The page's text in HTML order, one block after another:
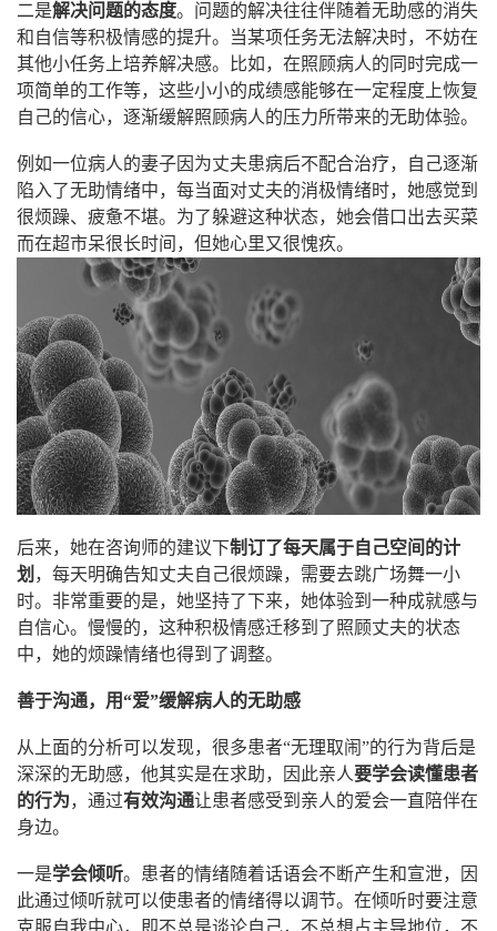
二是解决问题的态度。问题的解决往往伴随着无助感的消失
和自信等积极情感的提升。当某项任务无法解决时，不妨在
其他小任务上培养解决感。比如，在照顾病人的同时完成一
项简单的工作等，这些小小的成绩感能够在一定程度上恢复
自己的信心，逐渐缓解照顾病人的压力所带来的无助体验。
例如一位病人的妻子因为丈夫患病后不配合治疗，自己逐渐
陷入了无助情绪中，每当面对丈夫的消极情绪时，她感觉到
很烦躁、疲惫不堪。为了躲避这种状态，她会借口出去买菜
而在超市呆很长时间，但她心里又很愧疚。
后来，她在咨询师的建议下制订了每天属于自己空间的计
划 ，每天明确告知丈夫自己很烦躁，需要去跳广场舞一小
时。非常重要的是，她坚持了下来，她体验到一种成就感与
自信心。慢慢的，这种积极情感迁移到了照顾丈夫的状态
中，她的烦躁情绪也得到了调整。
善于沟通， 用“爱”缓解病人的无助感
从上面的分析可以发现，很多患者“无理取闹”的行为背后是
深深的无助感，他其实是在求助，因此亲人要学会读懂患者
的行为，通过有效沟通让患者感受到亲人的爱会一直陪伴在
身边。
一是学会倾听。患者的情绪随着话语会不断产生和宣泄，因
此通过倾听就可以使患者的情绪得以调节。在倾听时要注意